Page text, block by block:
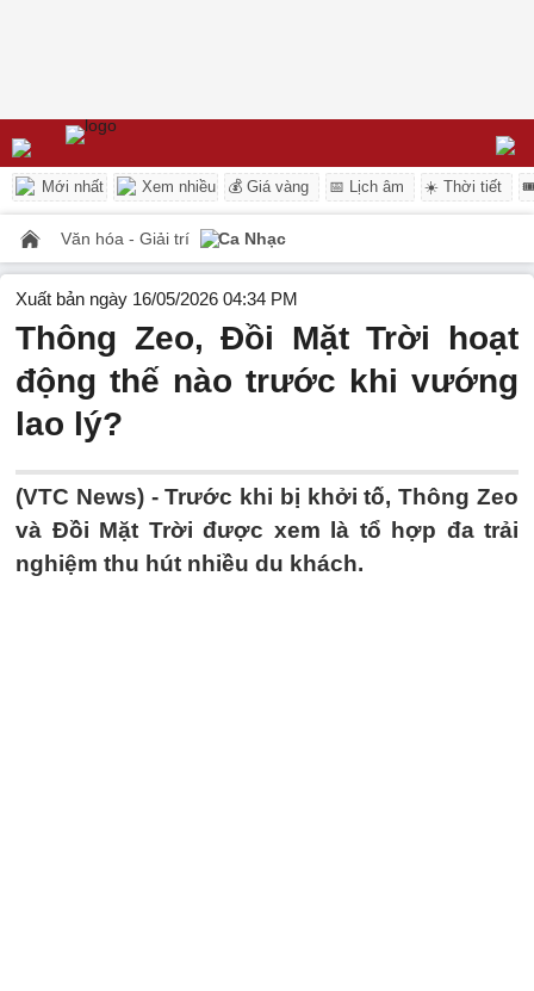
Mới nhất Xem nhiều 💰 Giá vàng 📅 Lịch âm ☀️ Thời tiết
Văn hóa - Giải trí Ca Nhạc
Xuất bản ngày 16/05/2026 04:34 PM
Thông Zeo, Đồi Mặt Trời hoạt
động thế nào trước khi vướng
lao lý?
(VTC News) -Trước khi bị khởi tố, Thông Zeo
và Đồi Mặt Trời được xem là tổ hợp đa trải
nghiệm thu hút nhiều du khách.